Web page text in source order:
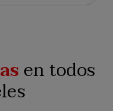
en todos